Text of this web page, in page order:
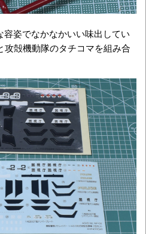
姿でなかなかいい味出してい
攻殻機動隊のタチコマを組み合